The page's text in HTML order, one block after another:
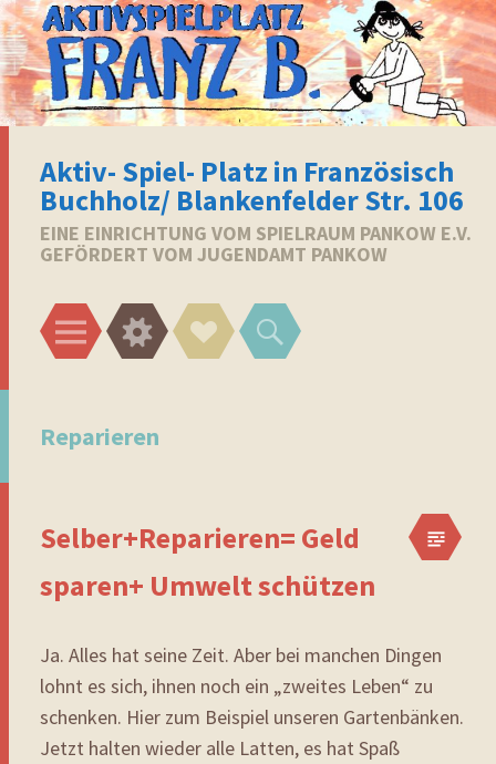
Aktiv- Spiel- Platz in Französisch
Buchholz/ Blankenfelder Str. 106
EINE EINRICHTUNG VOM SPIELRAUM PANKOW E.V.
GEFÖRDERT VOM JUGENDAMT PANKOW
Menü WidgetsSocial-
Links
Suchen
Reparieren
Selber+Reparieren= Geld
sparen+ Umwelt schützen
Ja. Alles hat seine Zeit. Aber bei manchen Dingen
lohnt es sich, ihnen noch ein „zweites Leben“ zu
schenken. Hier zum Beispiel unseren Gartenbänken.
Jetzt halten wieder alle Latten, es hat Spaß